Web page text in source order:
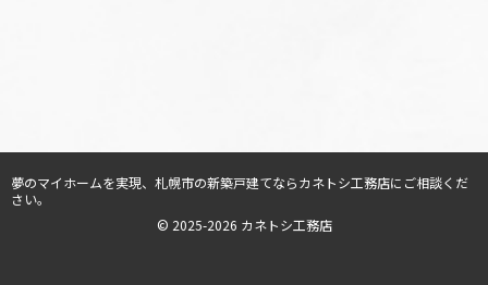
© 2025-2026 カネトシ工務店
夢のマイホームを実現、 札幌市の新築戸建てならカネトシ工務店にご相談くだ
さい。